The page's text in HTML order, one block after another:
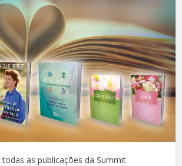
todas as publicações da Summit